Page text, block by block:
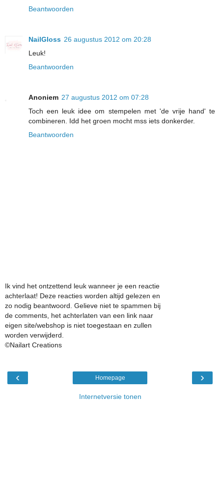
Beantwoorden
NailGloss 26 augustus 2012 om 20:28
Leuk!
Beantwoorden
Anoniem 27 augustus 2012 om 07:28
Toch een leuk idee om stempelen met 'de vrije hand' te
combineren. Idd het groen mocht mss iets donkerder.
Beantwoorden
Ik vind het ontzettend leuk wanneer je een reactie
achterlaat! Deze reacties worden altijd gelezen en
zo nodig beantwoord. Gelieve niet te spammen bij
de comments, het achterlaten van een link naar
eigen site/webshop is niet toegestaan en zullen
worden verwijderd.
©Nailart Creations
‹ ›
Homepage
Internetversie tonen